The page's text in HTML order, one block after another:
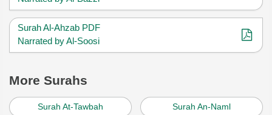
Surah Al-Ahzab PDF
Narrated by Al-Soosi
More Surahs
Surah At-Tawbah Surah An-Naml